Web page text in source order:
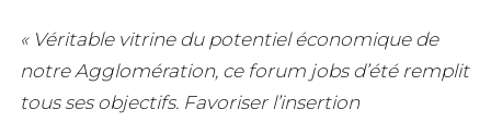
« Véritable vitrine du potentiel économique de
notre Agglomération, ce forum jobs d’été remplit
tous ses objectifs. Favoriser l’insertion